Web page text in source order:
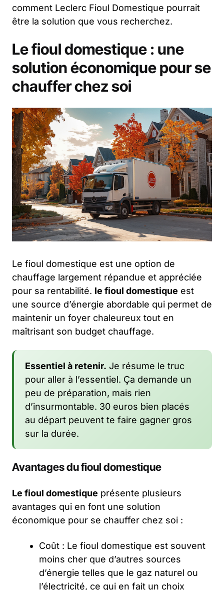
comment Leclerc Fioul Domestique pourrait
être la solution que vous recherchez.
Le fioul domestique : une
solution économique pour se
chauffer chez soi
Le fioul domestique est une option de
chauffage largement répandue et appréciée
pour sa rentabilité. le fioul domestique est
une source d’énergie abordable qui permet de
maintenir un foyer chaleureux tout en
maîtrisant son budget chauffage.
Essentiel à retenir. Je résume le truc
pour aller à l’essentiel. Ça demande un
peu de préparation, mais rien
d’insurmontable. 30 euros bien placés
au départ peuvent te faire gagner gros
sur la durée.
Avantages du fioul domestique
Le fioul domestique présente plusieurs
avantages qui en font une solution
économique pour se chauffer chez soi :
Coût : Le fioul domestique est souvent
moins cher que d’autres sources
d’énergie telles que le gaz naturel ou
l’électricité, ce qui en fait un choix